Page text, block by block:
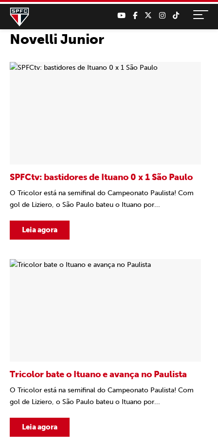
Novelli Junior
SPFCtv: bastidores de Ituano 0 x 1 São Paulo
O Tricolor está na semifinal do Campeonato Paulista! Com
gol de Liziero, o São Paulo bateu o Ituano por...
Leia agora
Tricolor bate o Ituano e avança no Paulista
O Tricolor está na semifinal do Campeonato Paulista! Com
gol de Liziero, o São Paulo bateu o Ituano por...
Leia agora